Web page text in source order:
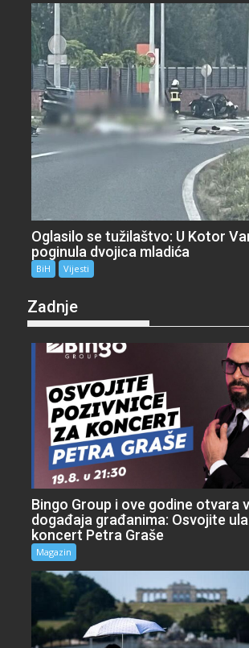
Oglasilo se tužilaštvo: U Kotor
poginula dvojica mladića
BiH Vijesti
Zadnje
Bingo Group i ove godine otvara
događaja građanima: Osvojite
koncert Petra Graše
Magazin